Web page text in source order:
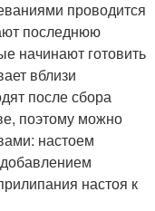
проводится
последнюю
начинают готовить
вблизи
после сбора
поэтому можно
настоем
настоя к